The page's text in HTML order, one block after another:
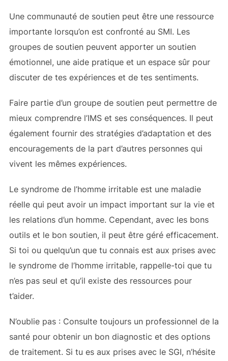
Une communauté de soutien peut être une ressource
importante lorsqu’on est confronté au SMI. Les
groupes de soutien peuvent apporter un soutien
émotionnel, une aide pratique et un espace sûr pour
discuter de tes expériences et de tes sentiments.
Faire partie d’un groupe de soutien peut permettre de
mieux comprendre l’IMS et ses conséquences. Il peut
également fournir des stratégies d’adaptation et des
encouragements de la part d’autres personnes qui
vivent les mêmes expériences.
Le syndrome de l’homme irritable est une maladie
réelle qui peut avoir un impact important sur la vie et
les relations d’un homme. Cependant, avec les bons
outils et le bon soutien, il peut être géré efficacement.
Si toi ou quelqu’un que tu connais est aux prises avec
le syndrome de l’homme irritable, rappelle-toi que tu
n’es pas seul et qu’il existe des ressources pour
t’aider.
N’oublie pas : Consulte toujours un professionnel de la
santé pour obtenir un bon diagnostic et des options
de traitement. Si tu es aux prises avec le SGI, n’hésite